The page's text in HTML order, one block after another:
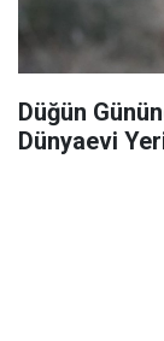
Düğün
Dünyaevi